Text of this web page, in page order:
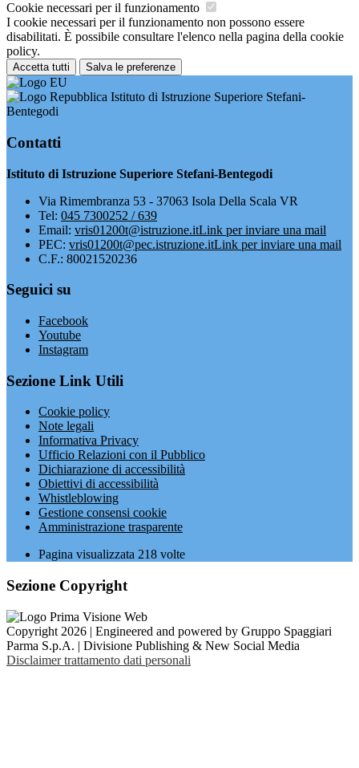
Cookie necessari per il funzionamento
I cookie necessari per il funzionamento non possono essere
disabilitati. È possibile consultare l'elenco nella pagina della cookie
policy.
Accetta tutti Salva le preferenze
Istituto di Istruzione Superiore Stefani-
Bentegodi
Contatti
Istituto di Istruzione Superiore Stefani-Bentegodi
Via Rimembranza 53 - 37063 Isola Della Scala VR
Tel: 045 7300252 / 639
Email: vris01200t@istruzione.itLink per inviare una mail
PEC: vris01200t@pec.istruzione.itLink per inviare una mail
C.F.: 80021520236
Seguici su
Facebook
Youtube
Instagram
Sezione Link Utili
Cookie policy
Note legali
Informativa Privacy
Ufficio Relazioni con il Pubblico
Dichiarazione di accessibilità
Obiettivi di accessibilità
Whistleblowing
Gestione consensi cookie
Amministrazione trasparente
Pagina visualizzata 218 volte
Sezione Copyright
Copyright 2026 | Engineered and powered by Gruppo Spaggiari
Parma S.p.A. | Divisione Publishing & New Social Media
Disclaimer trattamento dati personali